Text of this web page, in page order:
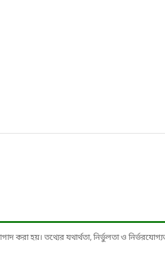
হয়। তথ্যের যথার্থতা, নির্ভুলতা ও